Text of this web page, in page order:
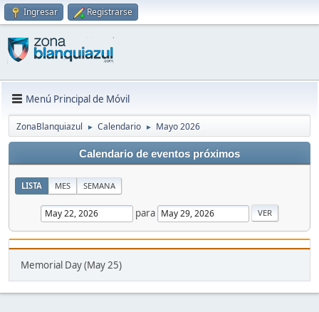
Ingresar Registrarse
Menú Principal de Móvil
ZonaBlanquiazul ► Calendario ► Mayo 2026
Calendario de eventos próximos
LISTA MES SEMANA
para
Memorial Day (May 25)